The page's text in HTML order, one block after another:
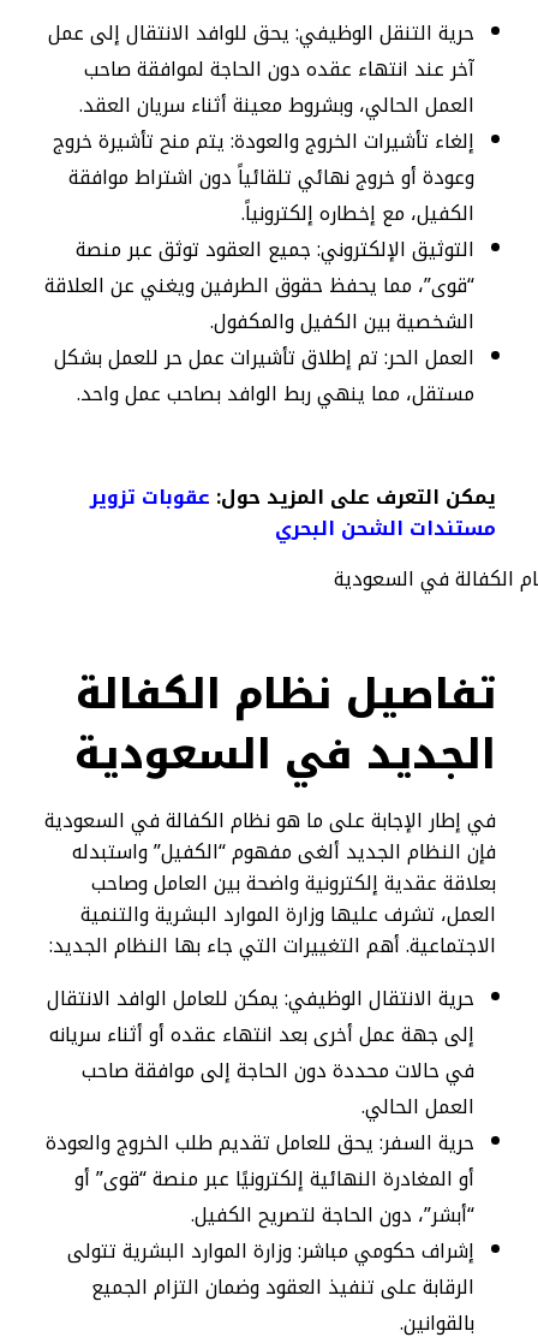
حرية التنقل الوظيفي: يحق للوافد الانتقال إلى عمل
آخر عند انتهاء عقده دون الحاجة لموافقة صاحب
العمل الحالي، وبشروط معينة أثناء سريان العقد.
إلغاء تأشيرات الخروج والعودة: يتم منح تأشيرة خروج
وعودة أو خروج نهائي تلقائياً دون اشتراط موافقة
الكفيل، مع إخطاره إلكترونياً.
التوثيق الإلكتروني: جميع العقود توثق عبر منصة
“قوى”، مما يحفظ حقوق الطرفين ويغني عن العلاقة
الشخصية بين الكفيل والمكفول.
العمل الحر: تم إطلاق تأشيرات عمل حر للعمل بشكل
مستقل، مما ينهي ربط الوافد بصاحب عمل واحد.
يمكن التعرف على المزيد حول: عقوبات تزوير
مستندات الشحن البحري
تفاصيل نظام الكفالة
الجديد في السعودية
في إطار الإجابة على ما هو نظام الكفالة في السعودية
فإن النظام الجديد ألغى مفهوم “الكفيل” واستبدله
بعلاقة عقدية إلكترونية واضحة بين العامل وصاحب
العمل، تشرف عليها وزارة الموارد البشرية والتنمية
الاجتماعية. أهم التغييرات التي جاء بها النظام الجديد:
حرية الانتقال الوظيفي: يمكن للعامل الوافد الانتقال
إلى جهة عمل أخرى بعد انتهاء عقده أو أثناء سريانه
في حالات محددة دون الحاجة إلى موافقة صاحب
العمل الحالي.
حرية السفر: يحق للعامل تقديم طلب الخروج والعودة
أو المغادرة النهائية إلكترونيًا عبر منصة “قوى” أو
“أبشر”، دون الحاجة لتصريح الكفيل.
إشراف حكومي مباشر: وزارة الموارد البشرية تتولى
الرقابة على تنفيذ العقود وضمان التزام الجميع
بالقوانين.